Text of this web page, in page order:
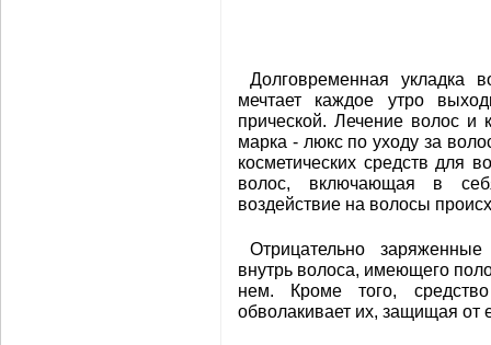
Долговременная укладка
мечтает каждое утро
прической. Лечение волос и
марка - люкс по уходу за
косметических средств для
волос, включающая в
воздействие на волосы
Отрицательно
внутрь волоса, имеющего
нем. Кроме того,
обволакивает их, защищая